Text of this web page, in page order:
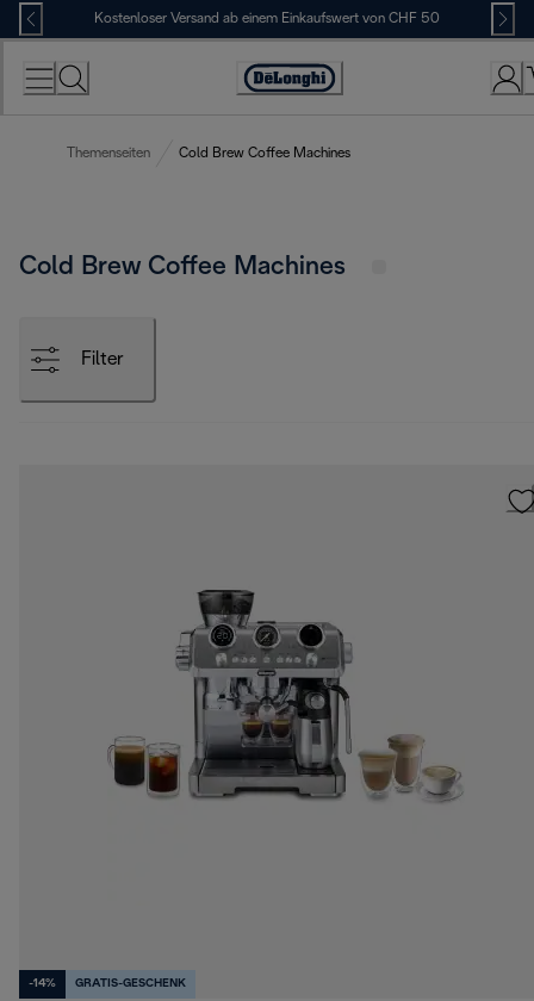
Skip
to
Content
Kostenloser Versand ab einem Einkaufswert von CHF 50
Erklärung
Zugänglichkeit
Themenseiten Cold Brew Coffee Machines
Cold Brew Coffee Machines
Filter
-14% GRATIS-GESCHENK